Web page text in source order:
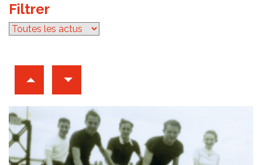
Filtrer
Archives d'articles